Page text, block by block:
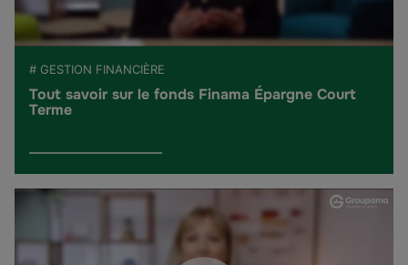
# GESTION FINANCIÈRE
Tout savoir sur le fonds Finama Épargne Court
Terme